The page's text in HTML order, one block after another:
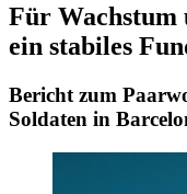
Für Wachstum
ein stabiles
Bericht zum
Soldaten in